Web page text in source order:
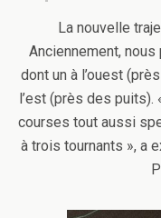
La nouvelle
Anciennement,
dont un à l’ouest
l’est (près des
courses tout aussi
à trois tournants », a